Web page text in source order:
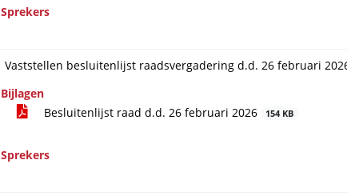
Sprekers
Vaststellen besluitenlijst raadsvergadering d.d. 26 februari
Bijlagen
Besluitenlijst raad d.d. 26 februari 2026
154 KB
Sprekers